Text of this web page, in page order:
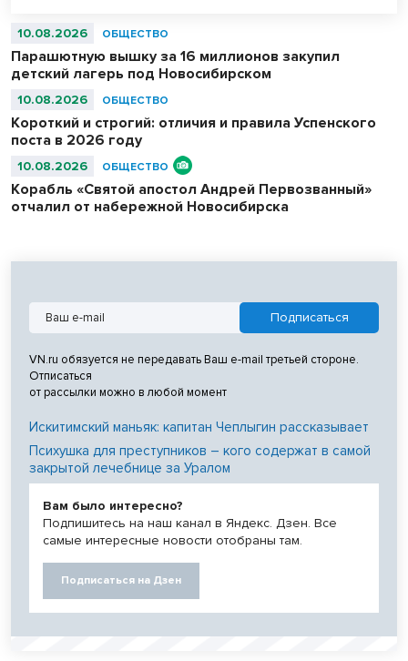
10.08.2026 ОБЩЕСТВО
Парашютную вышку за 16 миллионов закупил
детский лагерь под Новосибирском
10.08.2026 ОБЩЕСТВО
Короткий и строгий: отличия и правила Успенского
поста в 2026 году
10.08.2026 ОБЩЕСТВО
Корабль «Святой апостол Андрей Первозванный»
отчалил от набережной Новосибирска
VN.ru обязуется не передавать Ваш e-mail третьей стороне.
Отписаться
от рассылки можно в любой момент
Искитимский маньяк: капитан Чеплыгин рассказывает
Психушка для преступников – кого содержат в самой
закрытой лечебнице за Уралом
Вам было интересно?
Подпишитесь на наш канал в Яндекс. Дзен. Все
самые интересные новости отобраны там.
Подписаться на Дзен